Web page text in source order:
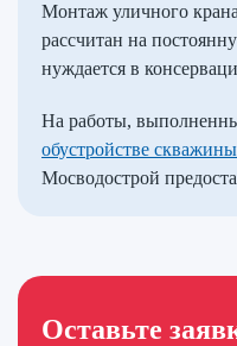
Монтаж уличного
рассчитан на
нуждается в
На работы,
обустройстве
Мосводострой
Оставьте